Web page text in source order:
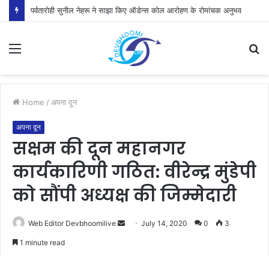
पर्वतारोही सुनील नेहरू ने साझा किए ऑडेन्स कोल आरोहण के रोमांचक अनुभव
Menu
Home / अपना दून
अपना दून
सक्षम की दून महानगर
कार्यकारिणी गठित: वीरेन्द्र मुंडेपी
को सौंपी अध्यक्ष की जिम्मेदारी
Web Editor Devbhoomilive
SendJuly 14, 2020 0 3
1 minute read